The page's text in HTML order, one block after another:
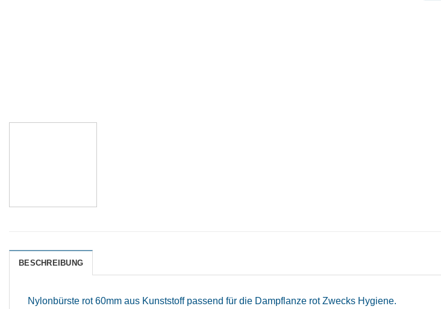
BESCHREIBUNG
Nylonbürste rot 60mm aus Kunststoff passend für die Dampflanze rot Zwecks Hygiene.